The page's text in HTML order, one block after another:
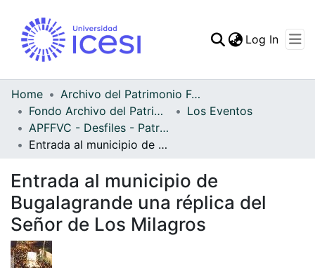
Statistics
Log In
Home
Archivo del Patrimonio Fotográfico y Fílmico del Valle del Cauca
Fondo Archivo del Patrimonio Fotográfico y Fílmico del Valle del Cauca
Los Eventos
APFFVC - Desfiles - Patrimonial
Entrada al municipio de Bugalagrande una réplica del Señor de Los Milagros
Entrada al municipio de
Bugalagrande una réplica del
Señor de Los Milagros